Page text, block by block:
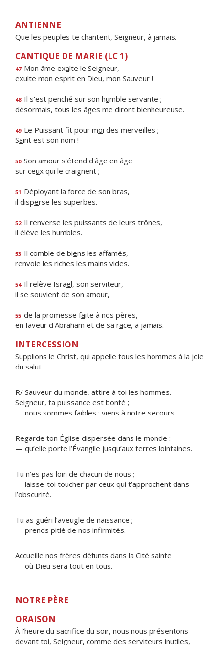
ANTIENNE
Que les peuples te chantent, Seigneur, à jamais.
CANTIQUE DE MARIE (LC 1)
47 Mon âme exalte le Seigneur,
exulte mon esprit en Dieu, mon Sauveur !
48 Il s'est penché sur son humble servante ;
désormais, tous les âges me diront bienheureuse.
49 Le Puissant fit pour moi des merveilles ;
Saint est son nom !
50 Son amour s'étend d'âge en âge
sur ceux qui le craignent ;
51 Déployant la force de son bras,
il disperse les superbes.
52 Il renverse les puissants de leurs trônes,
il élève les humbles.
53 Il comble de biens les affamés,
renvoie les riches les mains vides.
54 Il relève Israël, son serviteur,
il se souvient de son amour,
55 de la promesse faite à nos pères,
en faveur d'Abraham et de sa race, à jamais.
INTERCESSION
Supplions le Christ, qui appelle tous les hommes à la joie
du salut :
R/ Sauveur du monde, attire à toi les hommes.
Seigneur, ta puissance est bonté ;
— nous sommes faibles : viens à notre secours.
Regarde ton Église dispersée dans le monde :
— qu’elle porte l’Évangile jusqu’aux terres lointaines.
Tu n’es pas loin de chacun de nous ;
— laisse-toi toucher par ceux qui t’approchent dans
l’obscurité.
Tu as guéri l’aveugle de naissance ;
— prends pitié de nos infirmités.
Accueille nos frères défunts dans la Cité sainte
— où Dieu sera tout en tous.
NOTRE PÈRE
ORAISON
À l'heure du sacrifice du soir, nous nous présentons
devant toi, Seigneur, comme des serviteurs inutiles,